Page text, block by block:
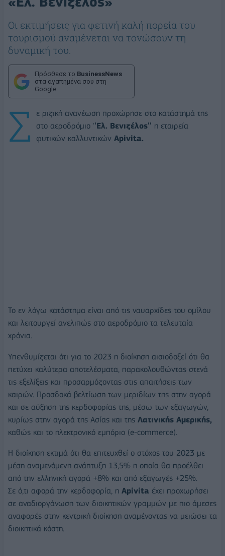
Οι εκτιμήσεις για φετινή καλή πορεία του
τουρισμού αναμένεται να τονώσουν τη
δυναμική του.
Πρόσθεσε το BusinessNews
στα αγαπημένα σου στη
Google
Σ
ε ριζική ανανέωση προχώρησε στο κατάστημά της
στο αεροδρόμιο ''Ελ. Βενιζέλος'' η εταιρεία
φυτικών καλλυντικών Apivita.
Το εν λόγω κατάστημα είναι από τις ναυαρχίδες του ομίλου
και λειτουργεί ανελιπώς στο αεροδρόμιο τα τελευταία
χρόνια.
Υπενθυμίζεται ότι για το 2023 η διοίκηση αισιοδοξεί ότι θα
πετύχει καλύτερα αποτελέσματα, παρακολουθώντας στενά
τις εξελίξεις και προσαρμόζοντας στις απαιτήσεις των
καιρών. Προσδοκά βελτίωση των μεριδίων της στην αγορά
και σε αύξηση της κερδοφορίας της, μέσω των εξαγωγών,
κυρίως στην αγορά της Ασίας και της Λατινικής Αμερικής,
καθώς και το ηλεκτρονικό εμπόριο (e-commerce).
Η διοίκηση εκτιμά ότι θα επιτευχθεί ο στόχος του 2023 με
μέση αναμενόμενη ανάπτυξη 13,5% η οποία θα προέλθει
από την ελληνική αγορά +8% και από εξαγωγές +25%.
Σε ό,τι αφορά την κερδοφορία, η Apivita έχει προχωρήσει
σε αναδιοργάνωση των διοικητικών γραμμών με πιο άμεσες
αναφορές στην κεντρική διοίκηση αναμένοντας να μειώσει τα
διοικητικά κόστη.